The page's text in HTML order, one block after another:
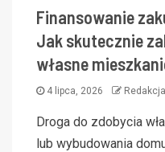
Finansowanie
Jak skutecznie
własne
4 lipca, 2026
Droga do zdobycia
lub wybudowania